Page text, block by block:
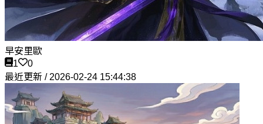
早安里歐
1
0
最近更新 / 2026-02-24 15:44:38